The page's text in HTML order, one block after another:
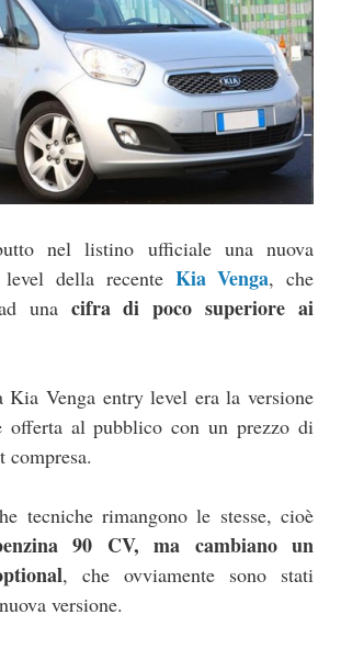
nel listino ufficiale una nuova
della recente Kia Venga, che
una cifra di poco superiore ai
Venga entry level era la versione
offerta al pubblico con un prezzo di
compresa.
tecniche rimangono le stesse, cioè
90 CV, ma cambiano un
, che ovviamente sono stati
versione.